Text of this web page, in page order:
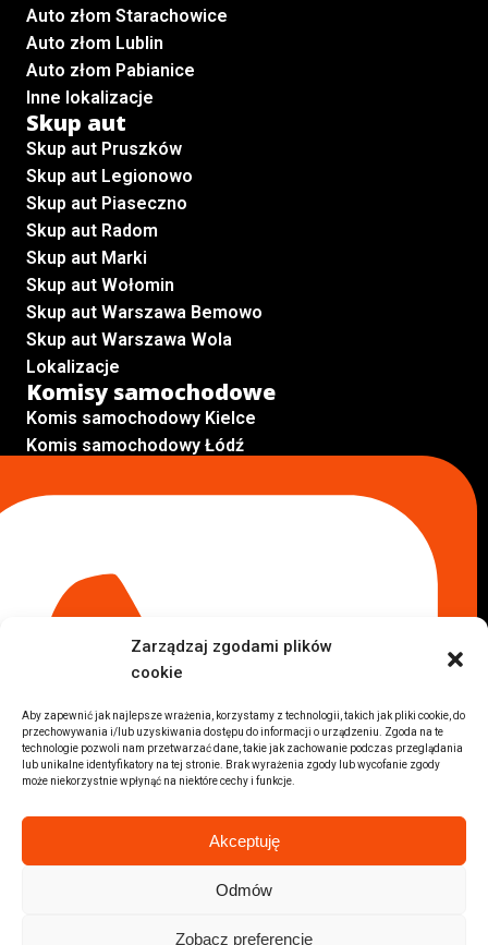
Zarządzaj zgodami plików
cookie
Aby zapewnić jak najlepsze wrażenia, korzystamy z technologii, takich jak pliki cookie, do
przechowywania i/lub uzyskiwania dostępu do informacji o urządzeniu. Zgoda na te
technologie pozwoli nam przetwarzać dane, takie jak zachowanie podczas przeglądania
lub unikalne identyfikatory na tej stronie. Brak wyrażenia zgody lub wycofanie zgody
może niekorzystnie wpłynąć na niektóre cechy i funkcje.
Akceptuję
Odmów
Zobacz preferencje
Auto złom Starachowice
Auto złom Lublin
Auto złom Pabianice
Inne lokalizacje
Skup aut
Skup aut Pruszków
Skup aut Legionowo
Skup aut Piaseczno
Skup aut Radom
Skup aut Marki
Skup aut Wołomin
Skup aut Warszawa Bemowo
Skup aut Warszawa Wola
Lokalizacje
Komisy samochodowe
Komis samochodowy Kielce
Komis samochodowy Łódź
Komis samochodowy Radom
Komis samochodowy Lublin
Komis samochodowy Sochaczew
Inne Lokalizacje
Auta z USA Rzeszów
Auta z USA Białystok
Auta z USA Kraków
Marki samochodów
Sprzedam BMW
Wszystkie marki samochodów